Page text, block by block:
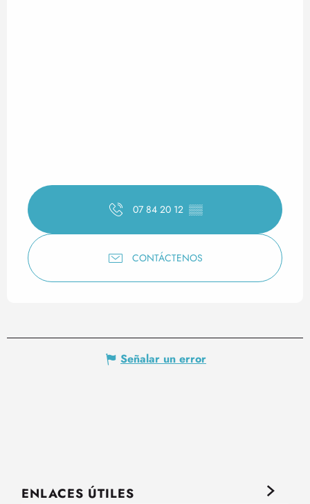
07 84 20 12 ▒▒
CONTÁCTENOS
Señalar un error
ENLACES ÚTILES